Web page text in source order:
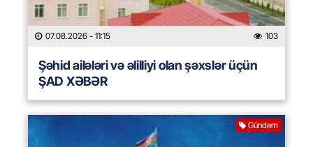
07.08.2026 - 11:15 103
Şəhid ailələri və əlilliyi olan şəxslər üçün
ŞAD XƏBƏR
Gündəm